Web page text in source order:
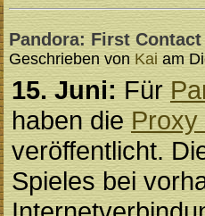
Pandora: First
Geschrieben vonKai am
15. Juni:Für
haben dieProxy
veröffentlicht.
Spieles bei